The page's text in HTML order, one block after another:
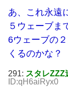
あ、これ永遠
５ウェーブま
6ウェーブの
くるのかな？
291: スタレZZZ
ID:qH6aiRyx0